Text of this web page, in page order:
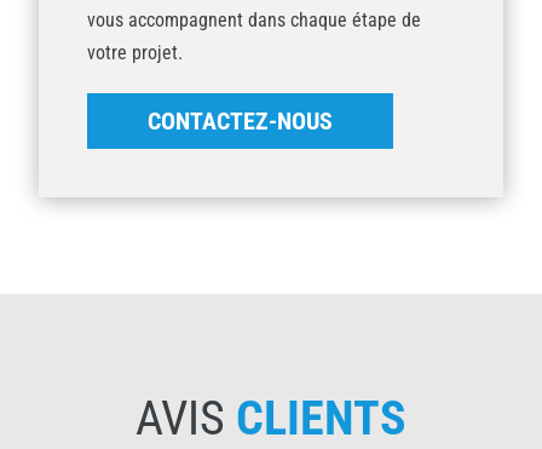
vous accompagnent dans chaque étape de
votre projet.
CONTACTEZ-NOUS
AVIS CLIENTS